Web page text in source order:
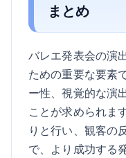
まとめ
バレエ発表会の演
ための重要な要素
ー性、視覚的な演
ことが求められま
りと行い、観客の
で、より成功する